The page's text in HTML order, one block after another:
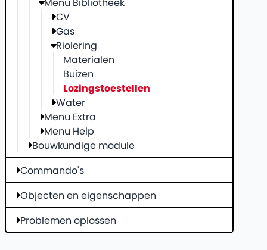
Menu Bibliotheek
CV
Gas
Riolering
Materialen
Buizen
Lozingstoestellen
Water
Menu Extra
Menu Help
Bouwkundige module
Commando's
Objecten en eigenschappen
Problemen oplossen